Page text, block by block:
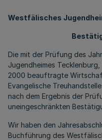
Westfälisches
Die mit der Prüfung des
Jugendheimes
2000 beauftragte
Evangelische
nach dem Ergebnis der
uneingeschränkten
Wir haben den
Buchführung des